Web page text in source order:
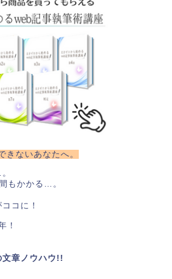
きないあなたへ。
もかかる…。
コに！
！
文章ノウハウ!!